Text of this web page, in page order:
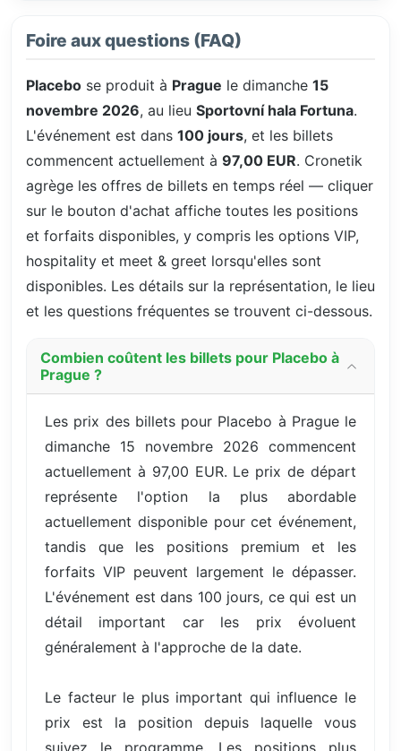
Foire aux questions (FAQ)
Placebo se produit à Prague le dimanche 15
novembre 2026, au lieu Sportovní hala Fortuna.
L'événement est dans 100 jours, et les billets
commencent actuellement à 97,00 EUR. Cronetik
agrège les offres de billets en temps réel — cliquer
sur le bouton d'achat affiche toutes les positions
et forfaits disponibles, y compris les options VIP,
hospitality et meet & greet lorsqu'elles sont
disponibles. Les détails sur la représentation, le lieu
et les questions fréquentes se trouvent ci-dessous.
Combien coûtent les billets pour Placebo à
Prague ?
Les prix des billets pour Placebo à Prague le
dimanche 15 novembre 2026 commencent
actuellement à 97,00 EUR. Le prix de départ
représente l'option la plus abordable
actuellement disponible pour cet événement,
tandis que les positions premium et les
forfaits VIP peuvent largement le dépasser.
L'événement est dans 100 jours, ce qui est un
détail important car les prix évoluent
généralement à l'approche de la date.
Le facteur le plus important qui influence le
prix est la position depuis laquelle vous
suivez le programme. Les positions plus